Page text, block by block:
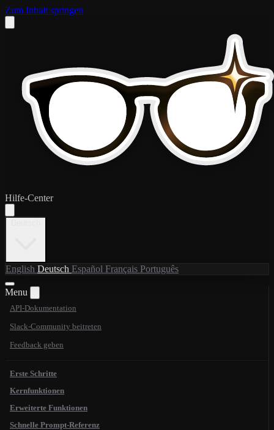
Zum Inhalt springen
Hilfe-Center
English Deutsch Español Français Português
Menu
API-Dokumentation
Slack-Community beitreten
Feedback geben
Erste Schritte
Kernfunktionen
Erweiterte Funktionen
Schnelle Prompt-Referenz